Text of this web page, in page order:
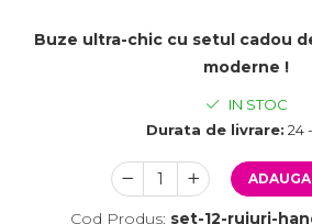
Buze ultra-chic cu setul cadou
moderne !
IN STOC
Durata de livrare: 24
Cod Produs: set-12-rujuri-